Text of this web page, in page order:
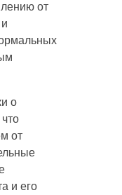
от
о
от
и его